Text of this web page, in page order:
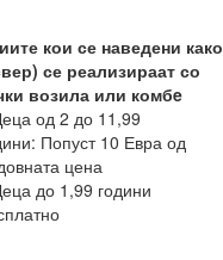
кои се наведени како
се реализираат со
возила или комбe
од 2 до 11,99
Попуст 10 Евра од
цена
до 1,99 години